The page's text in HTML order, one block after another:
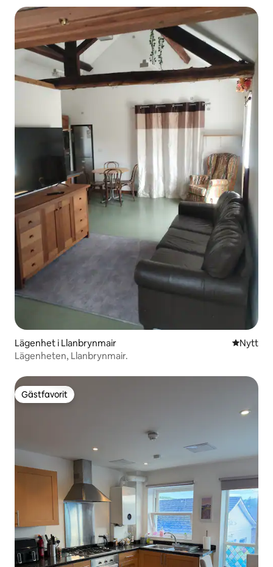
Lägenhet i Llanbrynmair NyttNytt
Lägenheten, Llanbrynmair.
Gästfavorit
Gästfavorit